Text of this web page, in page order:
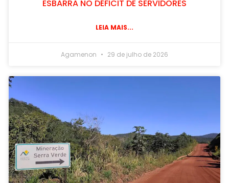
ESBARRA NO DÉFICIT DE SERVIDORES
LEIA MAIS...
Agamenon 29 de julho de 2026